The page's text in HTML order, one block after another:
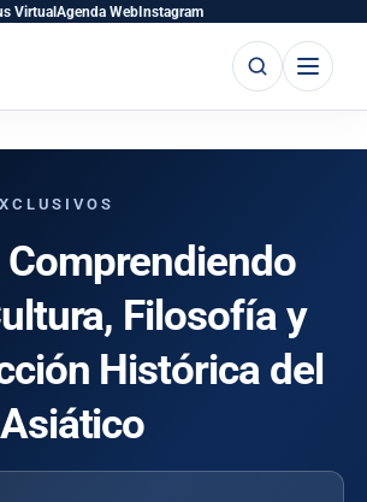
VirtualAgenda WebInstagram
BuscarAbrir
menú
Filosofía y
Histórica del